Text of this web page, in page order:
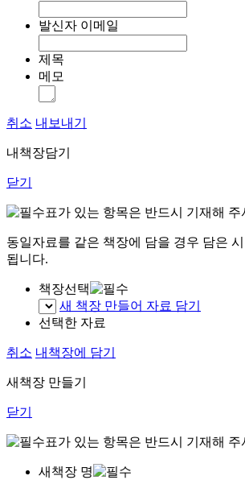
발신자 이메일
제목
메모
취소 내보내기
내책장담기
닫기
표가 있는 항목은 반드시 기재해 주
동일자료를 같은 책장에 담을 경우 담은
됩니다.
책장선택
새 책장 만들어 자료 담기
선택한 자료
취소 내책장에 담기
새책장 만들기
닫기
표가 있는 항목은 반드시 기재해 주
새책장 명